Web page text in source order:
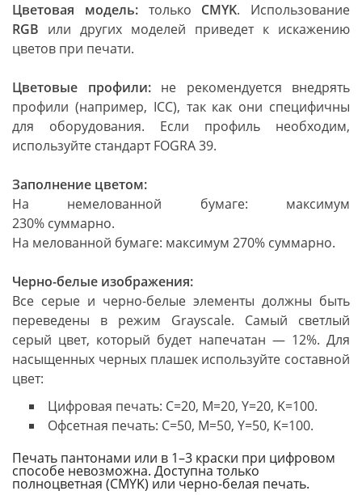
Цветовая модель: только CMYK. Использование
RGB или других моделей приведет к искажению
цветов при печати.
Цветовые профили:не рекомендуется внедрять
профили (например, ICC), так как они специфичны
для оборудования. Если профиль необходим,
используйте стандарт FOGRA 39.
Заполнение цветом:
На немелованной бумаге: максимум
230% суммарно.
На мелованной бумаге: максимум 270% суммарно.
Черно-белые изображения:
Все серые и черно-белые элементы должны быть
переведены в режим Grayscale. Самый светлый
серый цвет, который будет напечатан — 12%. Для
насыщенных черных плашек используйте составной
цвет:
Цифровая печать: C=20, M=20, Y=20, K=100.
Офсетная печать: C=50, M=50, Y=50, K=100.
Печать пантонами или в 1–3 краски при цифровом
способе невозможна. Доступна только
полноцветная (CMYK) или черно-белая печать.